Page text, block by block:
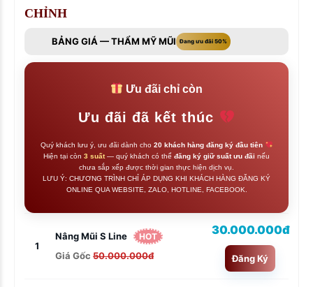
CHỈNH
BẢNG GIÁ — THẨM MỸ MŨI Đang ưu đãi 50%
Ưu đãi chỉ còn
Ưu đãi đã kết thúc
Quý khách lưu ý, ưu đãi dành cho 20 khách hàng đăng ký đầu tiên
Hiện tại còn 3 suất— quý khách có thể đăng ký giữ suất ưu đãi nếu
chưa sắp xếp được thời gian thực hiện dịch vụ.
LƯU Ý: CHƯƠNG TRÌNH CHỈ ÁP DỤNG KHI KHÁCH HÀNG ĐĂNG KÝ
ONLINE QUA WEBSITE, ZALO, HOTLINE, FACEBOOK.
1
Nâng Mũi S Line HOT
Giá Gốc 50.000.000đ
30.000.000đ
Đăng Ký